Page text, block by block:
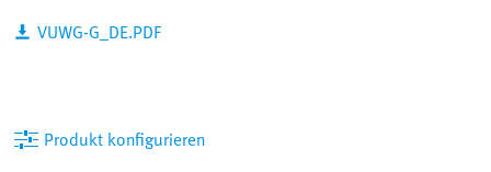
VUWG-G_DE.PDF
Produkt konfigurieren